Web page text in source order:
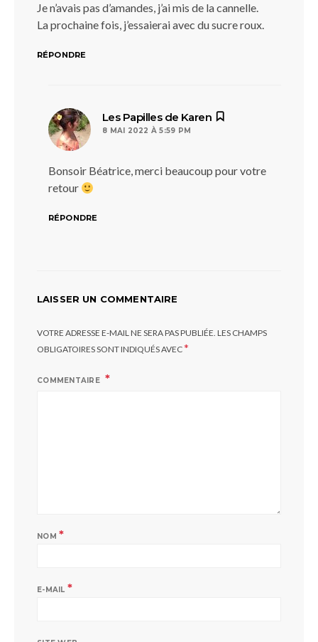
Je n’avais pas d’amandes, j’ai mis de la cannelle.
La prochaine fois, j’essaierai avec du sucre roux.
RÉPONDRE
Les Papilles de Karen
8 MAI 2022 À 5:59 PM
Bonsoir Béatrice, merci beaucoup pour votre
retour
RÉPONDRE
LAISSER UN COMMENTAIRE
VOTRE ADRESSE E-MAIL NE SERA PAS PUBLIÉE. LES CHAMPS
OBLIGATOIRES SONT INDIQUÉS AVEC*
COMMENTAIRE
NOM *
E-MAIL *